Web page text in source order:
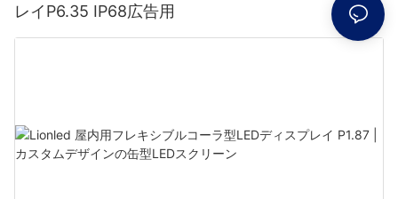
レイP6.35 IP68広告用